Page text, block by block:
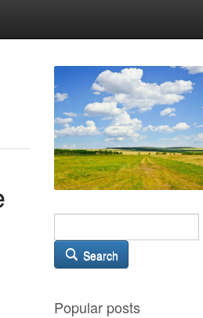
Search
Popular posts